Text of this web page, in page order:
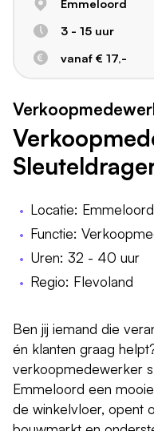
Emmeloord
3 - 15 uur
vanaf € 17,-
Locatie: Emmeloord
Functie:
Uren: 32 - 40 uur
Regio: Flevoland
Ben jij iemand die
én klanten graag
verkoopmedewerker
Emmeloord een
de winkelvloer, opent